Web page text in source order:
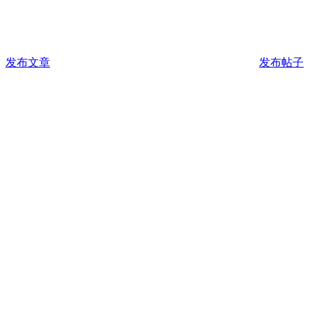
发布文章 发布帖子